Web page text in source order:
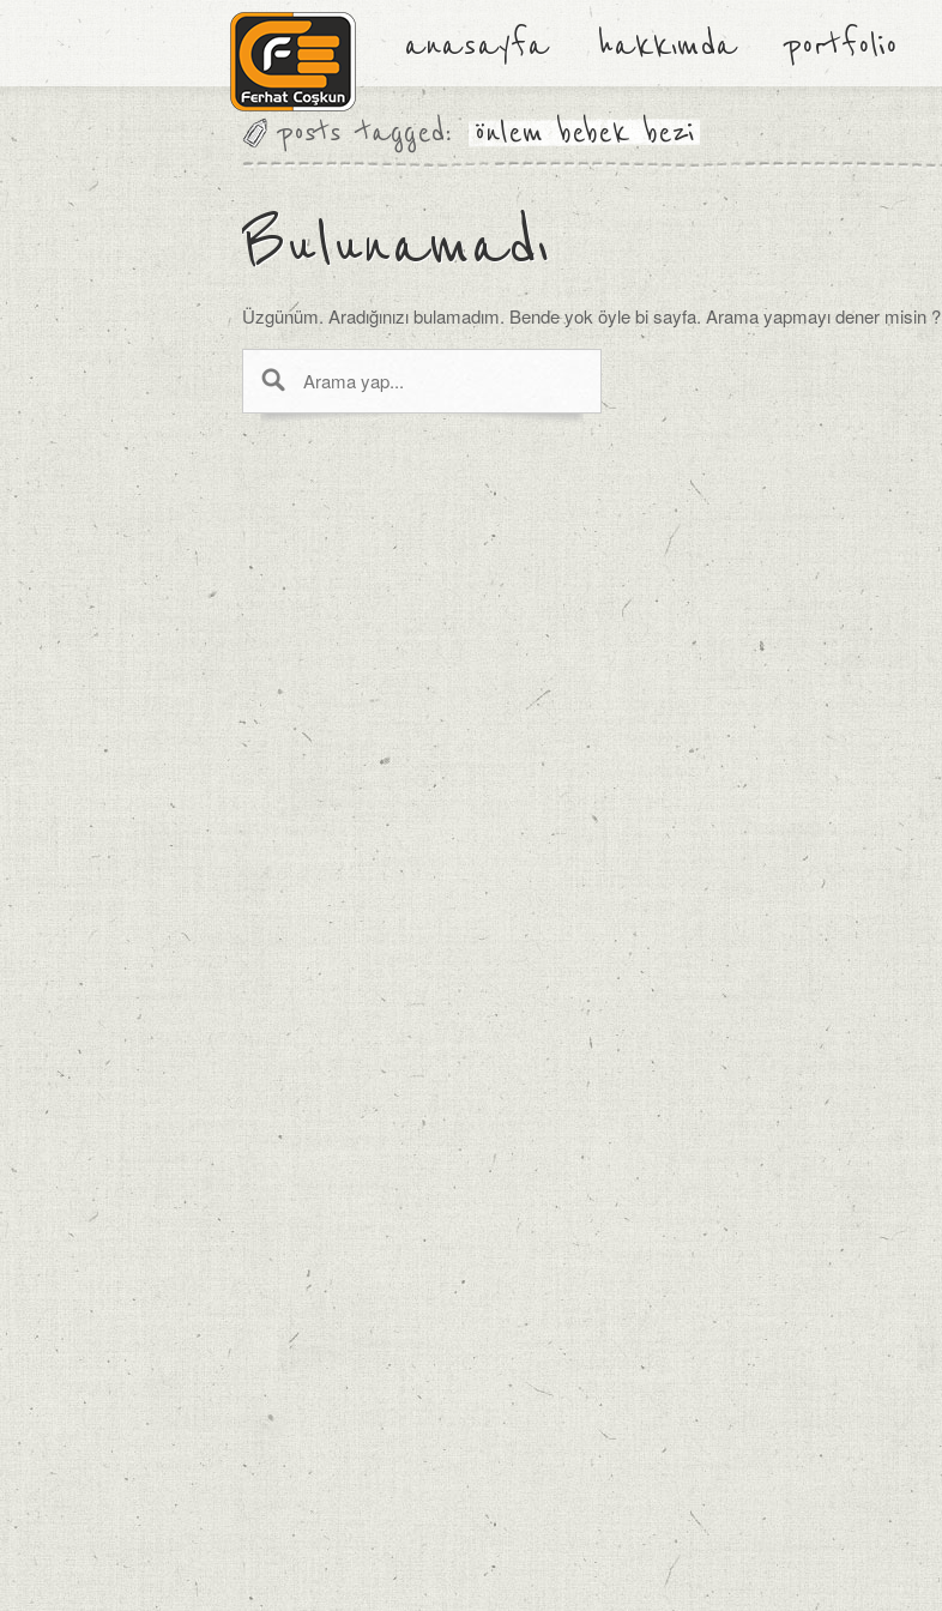
anasayfa hakkımda portfolio
posts tagged: önlem bebek bezi
Bulunamadı
Üzgünüm. Aradığınızı bulamadım. Bende yok öyle bi sayfa. Arama yapmayı dener misin ?